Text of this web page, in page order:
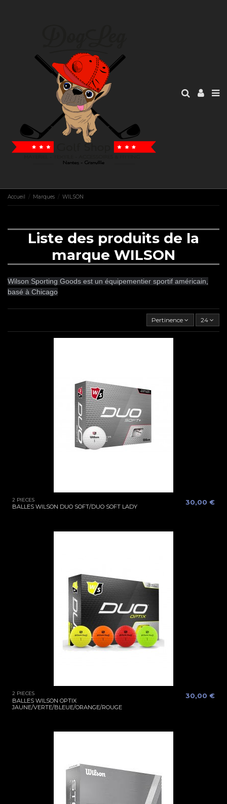
Accueil Marques WILSON
Liste des produits de la
marque WILSON
Wilson Sporting Goods est un équipementier sportif américain,
basé à Chicago
Pertinence 24
2 PIECES
BALLES WILSON DUO SOFT/DUO SOFT LADY
30,00 €
2 PIECES
BALLES WILSON OPTIX
JAUNE/VERTE/BLEUE/ORANGE/ROUGE
30,00 €